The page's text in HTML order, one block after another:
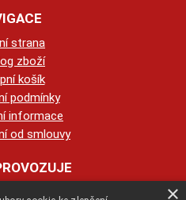
strana
zboží
košík
podmínky
informace
od smlouvy
×